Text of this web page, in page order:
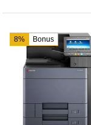
8% Bonus